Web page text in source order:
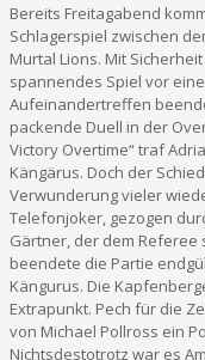
Bereits Freitagabend
Schlagerspiel zwischen
Murtal Lions. Mit
spannendes Spiel vor
Aufeinandertreffen
packende Duell in der
Victory Overtime“ traf
Kängärus. Doch der
Verwunderung vieler
Telefonjoker, gezogen
Gärtner, der dem Referee
beendete die Partie
Kängurus. Die
Extrapunkt. Pech für die
von Michael Pollross ein
Nichtsdestotrotz war es